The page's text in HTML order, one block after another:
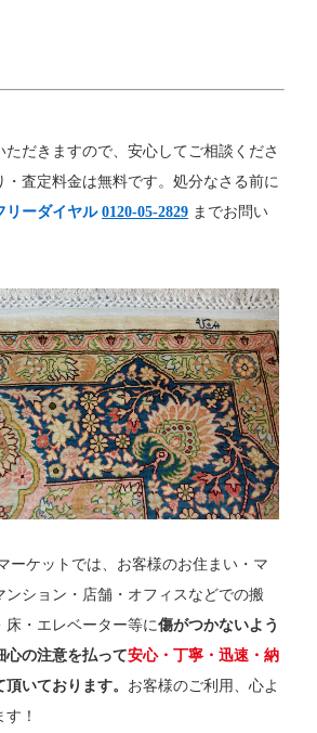
だきますので、安心してご相談くださ
・査定料金は無料です。処分なさる前に
リーダイヤル 0120-05-2829 までお問い
ーケットでは、お客様のお住まい・マ
ンション・店舗・オフィスなどでの搬
床・エレベーター等に傷がつかないよう
心の注意を払って安心・丁寧・迅速・納
いております。 お客様のご利用、心よ
！